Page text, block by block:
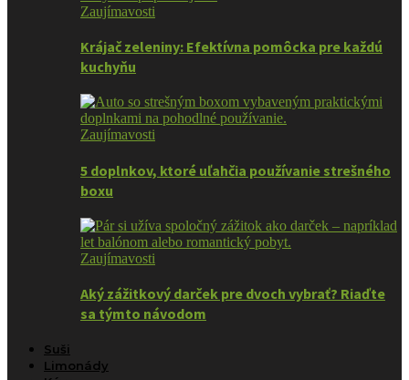
Zaujímavosti
Krájač zeleniny: Efektívna pomôcka pre každú
kuchyňu
Zaujímavosti
5 doplnkov, ktoré uľahčia používanie strešného
boxu
Zaujímavosti
Aký zážitkový darček pre dvoch vybrať? Riaďte
sa týmto návodom
Suši
Limonády